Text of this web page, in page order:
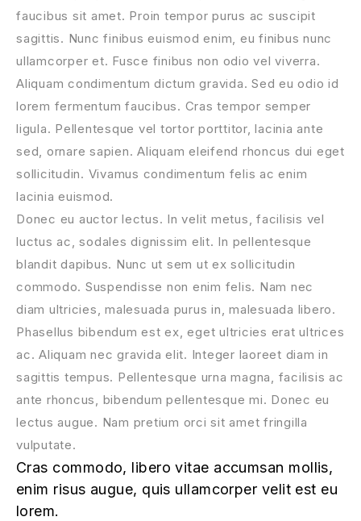
faucibus sit amet. Proin tempor purus ac suscipit
sagittis. Nunc finibus euismod enim, eu finibus nunc
ullamcorper et. Fusce finibus non odio vel viverra.
Aliquam condimentum dictum gravida. Sed eu odio id
lorem fermentum faucibus. Cras tempor semper
ligula. Pellentesque vel tortor porttitor, lacinia ante
sed, ornare sapien. Aliquam eleifend rhoncus dui eget
sollicitudin. Vivamus condimentum felis ac enim
lacinia euismod.
Donec eu auctor lectus. In velit metus, facilisis vel
luctus ac, sodales dignissim elit. In pellentesque
blandit dapibus. Nunc ut sem ut ex sollicitudin
commodo. Suspendisse non enim felis. Nam nec
diam ultricies, malesuada purus in, malesuada libero.
Phasellus bibendum est ex, eget ultricies erat ultrices
ac. Aliquam nec gravida elit. Integer laoreet diam in
sagittis tempus. Pellentesque urna magna, facilisis ac
ante rhoncus, bibendum pellentesque mi. Donec eu
lectus augue. Nam pretium orci sit amet fringilla
vulputate.
Cras commodo, libero vitae accumsan mollis,
enim risus augue, quis ullamcorper velit est eu
lorem.